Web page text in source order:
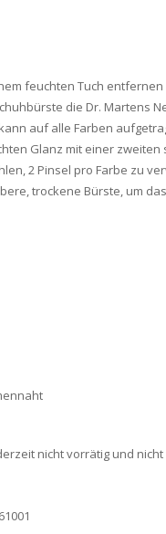
feuchten Tuch
die Dr. Martens
auf alle Farben
Glanz mit einer
2 Pinsel pro Farbe zu
trockene Bürste, um
nicht vorrätig und